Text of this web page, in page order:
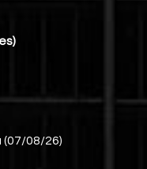
08/26)